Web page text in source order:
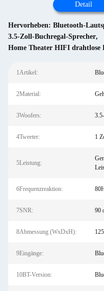
Detail
Hervorheben: Bluetooth-
3.5-Zoll-Buchregal-Sprecher,
Home Theater HIFI drahtlose
1Artikel:
2Material:
3Woofers:
4Tweeter: 1
5Leistung:
6Frequenzreaktion:
7SNR: 90
8Abmessung (WxDxH):
9Eingänge:
10BT-Version: